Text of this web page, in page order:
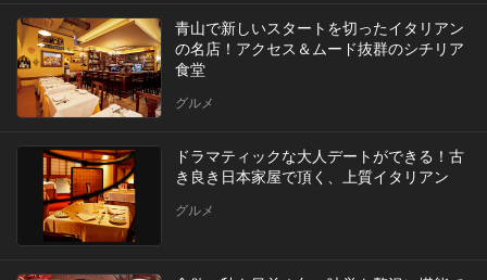
青山で新しいスタートを切ったイタリアン
の名店！アクセス＆ムード抜群のシチリア
食堂
グルメ
ドラマティックな大人デートができる！古
き良き日本家屋で頂く、上質イタリアン
グルメ